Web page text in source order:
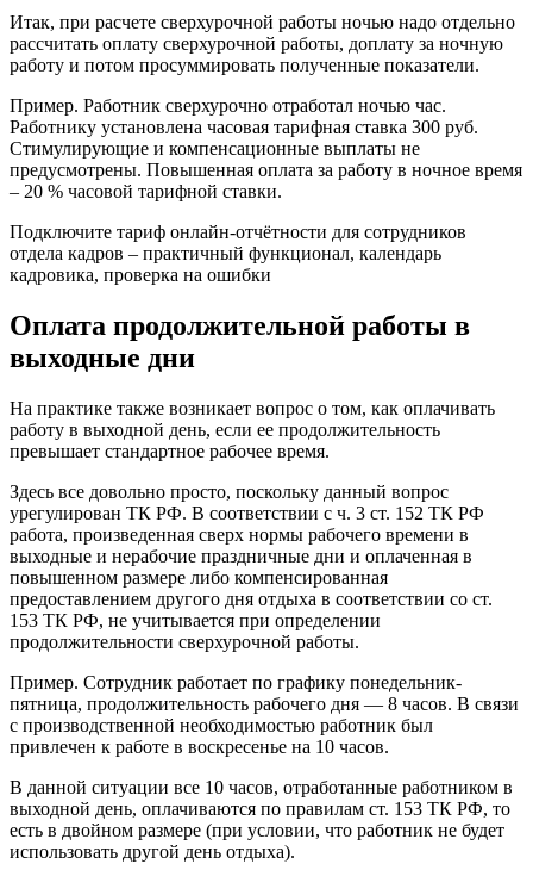
Итак, при расчете сверхурочной работы ночью надо отдельно
рассчитать оплату сверхурочной работы, доплату за ночную
работу и потом просуммировать полученные показатели.
Пример. Работник сверхурочно отработал ночью час.
Работнику установлена часовая тарифная ставка 300 руб.
Стимулирующие и компенсационные выплаты не
предусмотрены. Повышенная оплата за работу в ночное время
– 20 % часовой тарифной ставки.
Подключите тариф онлайн-отчётности для сотрудников
отдела кадров – практичный функционал, календарь
кадровика, проверка на ошибки
Оплата продолжительной работы в
выходные дни
На практике также возникает вопрос о том, как оплачивать
работу в выходной день, если ее продолжительность
превышает стандартное рабочее время.
Здесь все довольно просто, поскольку данный вопрос
урегулирован ТК РФ. В соответствии с ч. 3 ст. 152 ТК РФ
работа, произведенная сверх нормы рабочего времени в
выходные и нерабочие праздничные дни и оплаченная в
повышенном размере либо компенсированная
предоставлением другого дня отдыха в соответствии со ст.
153 ТК РФ, не учитывается при определении
продолжительности сверхурочной работы.
Пример. Сотрудник работает по графику понедельник-
пятница, продолжительность рабочего дня — 8 часов. В связи
с производственной необходимостью работник был
привлечен к работе в воскресенье на 10 часов.
В данной ситуации все 10 часов, отработанные работником в
выходной день, оплачиваются по правилам ст. 153 ТК РФ, то
есть в двойном размере (при условии, что работник не будет
использовать другой день отдыха).